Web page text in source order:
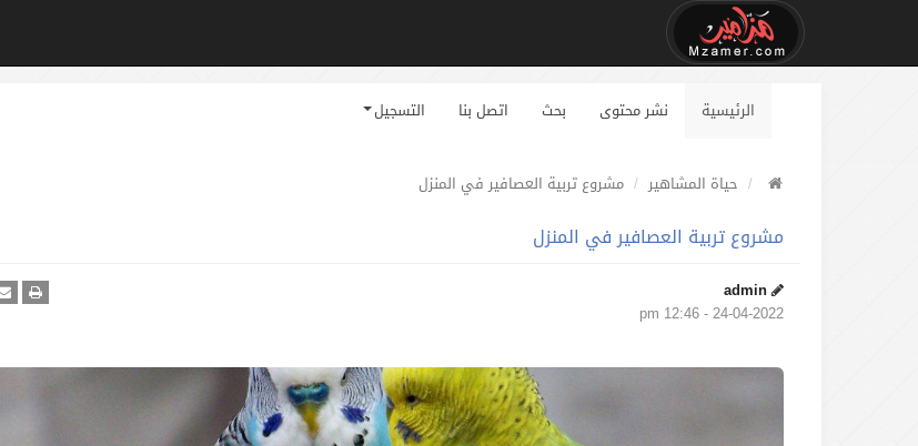
الرئيسية نشر محتوى بحث اتصل بنا التسجيل
حياة المشاهير مشروع تربية العصافير في المنزل
مشروع تربية العصافير في المنزل
admin
24-04-2022 - 12:46 pm